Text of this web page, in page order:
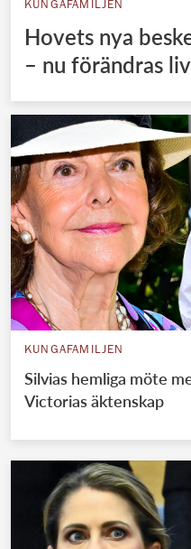
KUNGAFAMILJEN
Hovets nya
– nu förändras
KUNGAFAMILJEN
Silvias hemliga möte
Victorias äktenskap